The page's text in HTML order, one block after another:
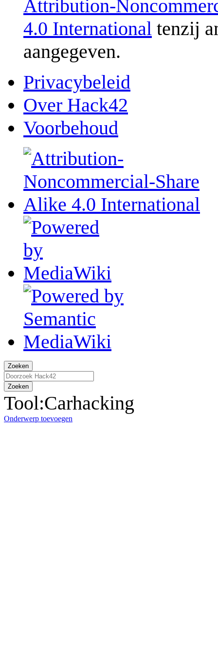
Attribution-
4.0 International tenzij
aangegeven.
Privacybeleid
Over Hack42
Voorbehoud
Zoeken
Zoeken
Tool:Carhacking
Onderwerp toevoegen